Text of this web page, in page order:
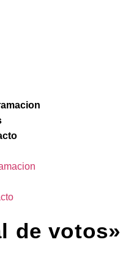
de votos»